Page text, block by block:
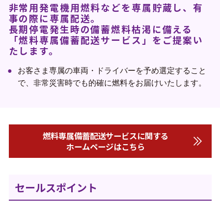
非常用発電機用燃料などを専属貯蔵し、有
事の際に専属配送。
長期停電発生時の備蓄燃料枯渇に備える
「燃料専属備蓄配送サービス」をご提案い
たします。
お客さま専属の車両・ドライバーを予め選定すること
で、非常災害時でも的確に燃料をお届けいたします。
燃料専属備蓄配送サービスに関する
ホームページはこちら
セールスポイント